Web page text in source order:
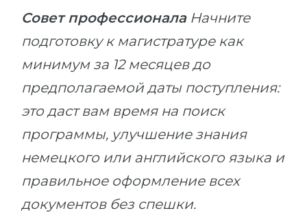
Совет профессионала Начните
подготовку к магистратуре как
минимум за 12 месяцев до
предполагаемой даты поступления:
это даст вам время на поиск
программы, улучшение знания
немецкого или английского языка и
правильное оформление всех
документов без спешки.